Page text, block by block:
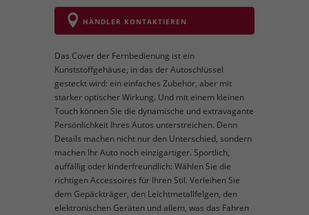
HÄNDLER KONTAKTIEREN
Das Cover der Fernbedienung ist ein
Kunststoffgehäuse, in das der Autoschlüssel
gesteckt wird: ein einfaches Zubehör, aber mit
starker optischer Wirkung. Und mit einem kleinen
Touch können Sie die dynamische und extravagante
Persönlichkeit Ihres Autos unterstreichen. Denn
Details machen nicht nur den Unterschied, sondern
machen Ihr Auto noch einzigartiger. Sportlich,
auffällig oder kinderfreundlich: Wählen Sie die
richtigen Accessoires für Ihren Stil. Verleihen Sie
dem Gepäckträger, den Leichtmetallfelgen, den
elektronischen Geräten und allem, was das Fahren